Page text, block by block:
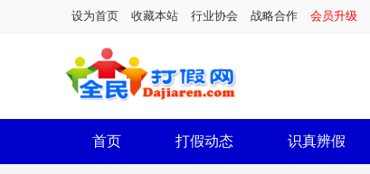
设为首页 收藏本站 行业协会 战略合作 会员升级
首页 打假动态 识真辨假